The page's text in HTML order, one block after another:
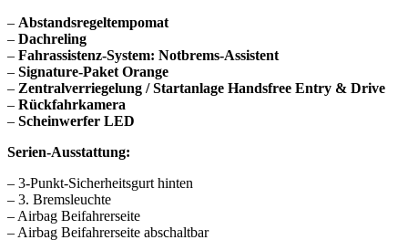
– Abstandsregeltempomat
– Dachreling
– Fahrassistenz-System: Notbrems-Assistent
– Signature-Paket Orange
– Zentralverriegelung / Startanlage Handsfree Entry & Drive
– Rückfahrkamera
– Scheinwerfer LED
Serien-Ausstattung:
– 3-Punkt-Sicherheitsgurt hinten
– 3. Bremsleuchte
– Airbag Beifahrerseite
– Airbag Beifahrerseite abschaltbar